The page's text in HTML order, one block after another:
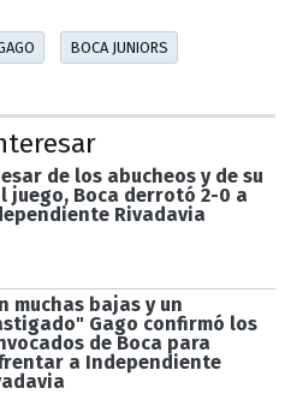
BOCA JUNIORS
de los abucheos y de su
juego, Boca derrotó 2-0 a
Rivadavia
muchas bajas y un
Gago confirmó los
de Boca para
a Independiente